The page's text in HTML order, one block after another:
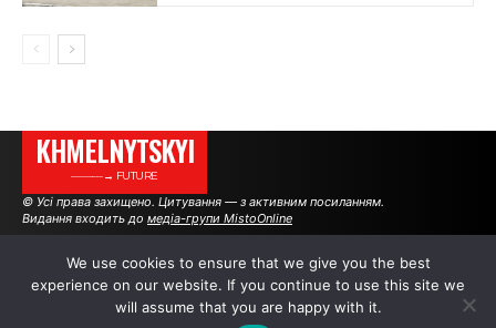
KHMELNYTSKYI
———→ FUTURE
© Усі права захищено. Цитування — з активним посиланням.
Видання входить до медіа-групи MistoOnline
АВТОРИ РЕКЛАМА НА САЙТІ
We use cookies to ensure that we give you the best
experience on our website. If you continue to use this site we
will assume that you are happy with it.